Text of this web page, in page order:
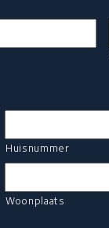
Huisnummer
Woonplaats